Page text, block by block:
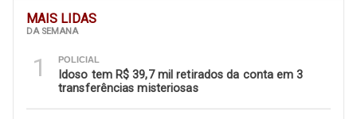
MAIS LIDAS
DA SEMANA
1 POLICIAL
Idoso tem R$ 39,7 mil retirados da conta em 3
transferências misteriosas